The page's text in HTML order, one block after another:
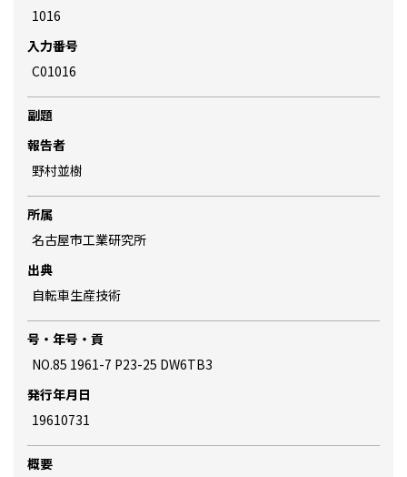
1016
入力番号
C01016
副題
報告者
野村並樹
所属
名古屋市工業研究所
出典
自転車生産技術
号・年号・貢
NO.85 1961-7 P23-25 DW6TB3
発行年月日
19610731
概要